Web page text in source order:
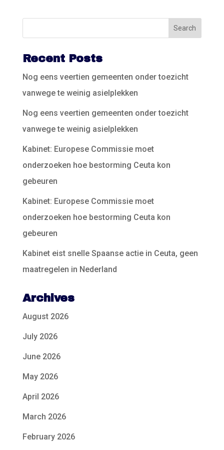
Recent Posts
Nog eens veertien gemeenten onder toezicht
vanwege te weinig asielplekken
Nog eens veertien gemeenten onder toezicht
vanwege te weinig asielplekken
Kabinet: Europese Commissie moet
onderzoeken hoe bestorming Ceuta kon
gebeuren
Kabinet: Europese Commissie moet
onderzoeken hoe bestorming Ceuta kon
gebeuren
Kabinet eist snelle Spaanse actie in Ceuta, geen
maatregelen in Nederland
Archives
August 2026
July 2026
June 2026
May 2026
April 2026
March 2026
February 2026